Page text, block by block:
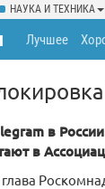
НАУКА И ТЕХНИКА
Лучшее
в
в
глава